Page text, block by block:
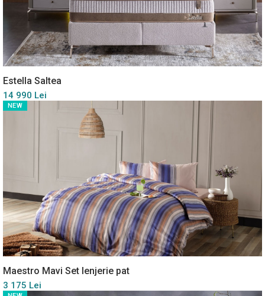
Estella Saltea
14 990 Lei
NEW
Maestro Mavi Set lenjerie pat
3 175 Lei